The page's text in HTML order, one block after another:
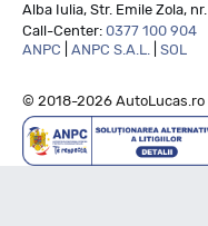
Alba Iulia, Str. Emile Zola,
Call-Center: 0377 100 904
ANPC
ANPC S.A.L. SOL
© 2018-2026 AutoLucas.ro